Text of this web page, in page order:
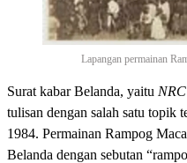
Lapangan permainan
Surat kabar Belanda, yaitu
tulisan dengan salah satu topik
1984. Permainan Rampog
Belanda dengan sebutan